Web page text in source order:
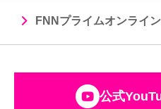
FNNプライムオンライン
公式